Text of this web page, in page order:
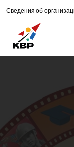
Сведения об организации,